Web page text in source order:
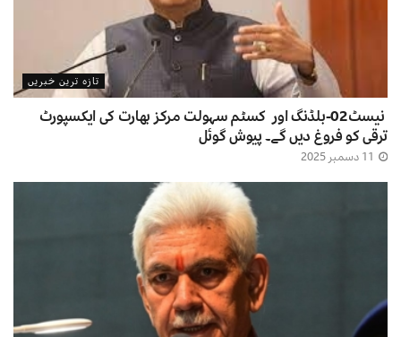
تازہ ترین خبریں
نیسٹ02-بلڈنگ اور کسٹم سہولت مرکز بھارت کی ایکسپورٹ
ترقی کو فروغ دیں گے۔ پیوش گوئل